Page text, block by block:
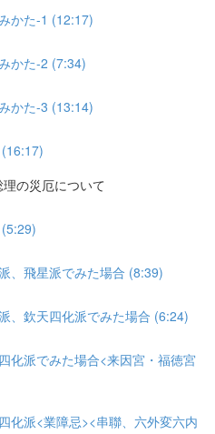
かた-1 (12:17)
かた-2 (7:34)
かた-3 (13:14)
理の災厄について
、飛星派でみた場合 (8:39)
欽天四化派でみた場合 (6:24)
派でみた場合<来因宮・福徳宮
派<業障忌><串聯、六外変六内